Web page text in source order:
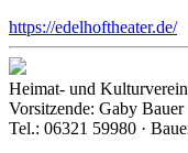
https://edelhoftheater.de/
Heimat- und
Vorsitzende: Gaby
Tel.: 06321 59980 ·